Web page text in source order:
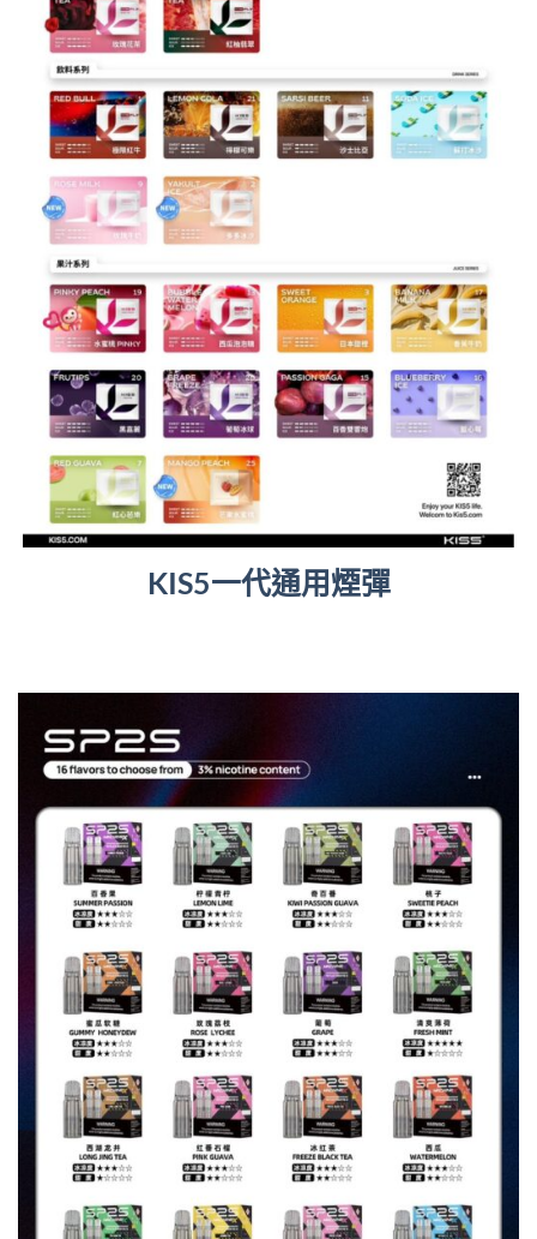
KIS5一代通用煙彈